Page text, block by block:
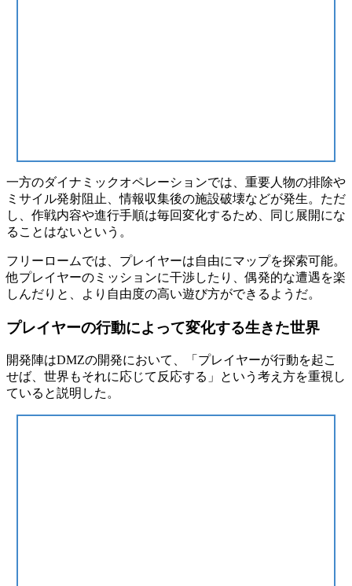
一方のダイナミックオペレーションでは、重要人物の排除や
ミサイル発射阻止、情報収集後の施設破壊などが発生。ただ
し、 作戦内容や進行手順は毎回変化するため、同じ展開にな
ることはないという。
フリーロームでは、プレイヤーは自由にマップを探索可能。
他プレイヤーのミッションに干渉したり、偶発的な遭遇を楽
しんだりと、より自由度の高い遊び方ができるようだ。
プレイヤーの行動によって変化する生きた世界
開発陣はDMZの開発において、
「プレイヤーが行動を起こ
せば、世界もそれに応じて反応する」
という考え方を重視し
ていると説明した。